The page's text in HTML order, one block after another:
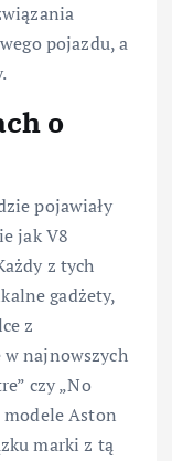
pojazdu, a
o
pojawiały
jak V8
z tych
gadżety,
z
w najnowszych
czy „No
Aston
marki z tą